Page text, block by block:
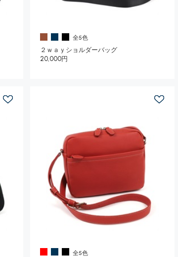
全5色
２ｗａｙショルダーバッグ
20,000円
全5色